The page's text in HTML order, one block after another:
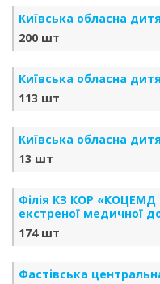
Київська обласна
200 шт
Київська обласна
113 шт
Київська обласна
13 шт
Філія КЗ КОР «КОЦЕМД
екстреної медичної
174 шт
Фастівська